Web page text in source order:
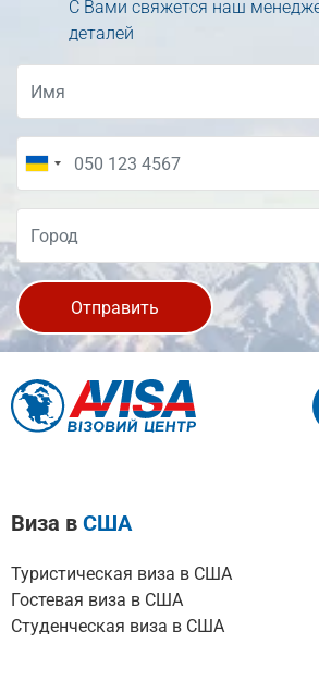
С Вами свяжется наш
деталей
Отправить
Виза в США
Туристическая виза в США
Гостевая виза в США
Студенческая виза в США